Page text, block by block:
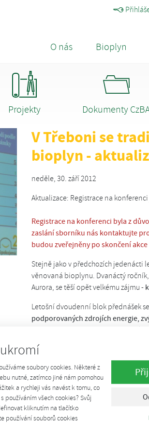
soubory cookies. Některé z
nutné, zatímco jiné nám pomohou
a rychleji vás navést k tomu, co
používáním všech cookies? Svůj
kliknutím na tlačítko
používání souborů cookies
O nás Bioplyn
Projekty Dokumenty
V Třeboni se
bioplyn -
neděle, 30. září 2012
Aktualizace: Registrace na
Registrace na konferenci byla z
zaslání sborníku nás kontaktujte
budou zveřejněny po skončení
Stejně jako v předchozích jedenácti
věnovaná bioplynu. Dvanáctý
Aurora, se těší opět velkému zájmu -
Letošní dvoudenní blok přednášek
podporovaných zdrojích energie,
"Již jedenáct let se snažíme spolu s
", říká
dodává, že i letos jsou vybrány
využitelné v jejich profesní praxi či
Konference "Výstavba a provoz
Energetického regulačního úřadu
. Páteční